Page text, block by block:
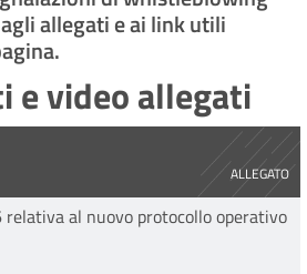
allegati e ai link utili
e video allegati
ALLEGATO
DEL PROTOCOLLO
al nuovo protocollo operativo